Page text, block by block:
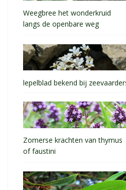
Weegbree het wonderkruid
langs de openbare weg
lepelblad bekend bij
Zomerse krachten van thymus
of faustini